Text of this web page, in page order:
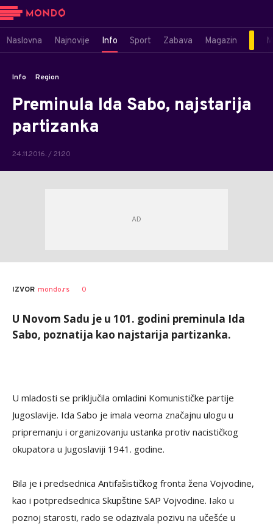
Naslovna Najnovije Info Sport Zabava Magazin
Info Region
Preminula Ida Sabo, najstarija
partizanka
24.11.2016. / 21:20
IZVOR mondo.rs 0
U Novom Sadu je u 101. godini preminula Ida
Sabo, poznatija kao najstarija partizanka.
U mladosti se priključila omladini Komunističke partije
Jugoslavije. Ida Sabo je imala veoma značajnu ulogu u
pripremanju i organizovanju ustanka protiv nacističkog
okupatora u Jugoslaviji 1941. godine.
Bila je i predsednica Antifašističkog fronta žena Vojvodine,
kao i potpredsednica Skupštine SAP Vojvodine. Iako u
poznoj starosti, rado se odazivala pozivu na učešće u